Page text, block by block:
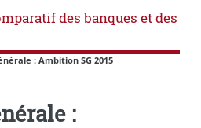
des banques et des
: Ambition SG 2015
: